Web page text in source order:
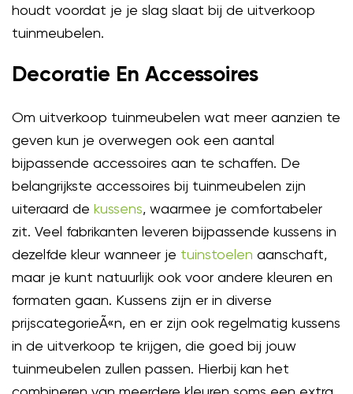
houdt voordat je je slag slaat bij de uitverkoop
tuinmeubelen.
Decoratie En Accessoires
Om uitverkoop tuinmeubelen wat meer aanzien te
geven kun je overwegen ook een aantal
bijpassende accessoires aan te schaffen. De
belangrijkste accessoires bij tuinmeubelen zijn
uiteraard de kussens, waarmee je comfortabeler
zit. Veel fabrikanten leveren bijpassende kussens in
dezelfde kleur wanneer je tuinstoelen aanschaft,
maar je kunt natuurlijk ook voor andere kleuren en
formaten gaan. Kussens zijn er in diverse
prijscategorieÃ«n, en er zijn ook regelmatig kussens
in de uitverkoop te krijgen, die goed bij jouw
tuinmeubelen zullen passen. Hierbij kan het